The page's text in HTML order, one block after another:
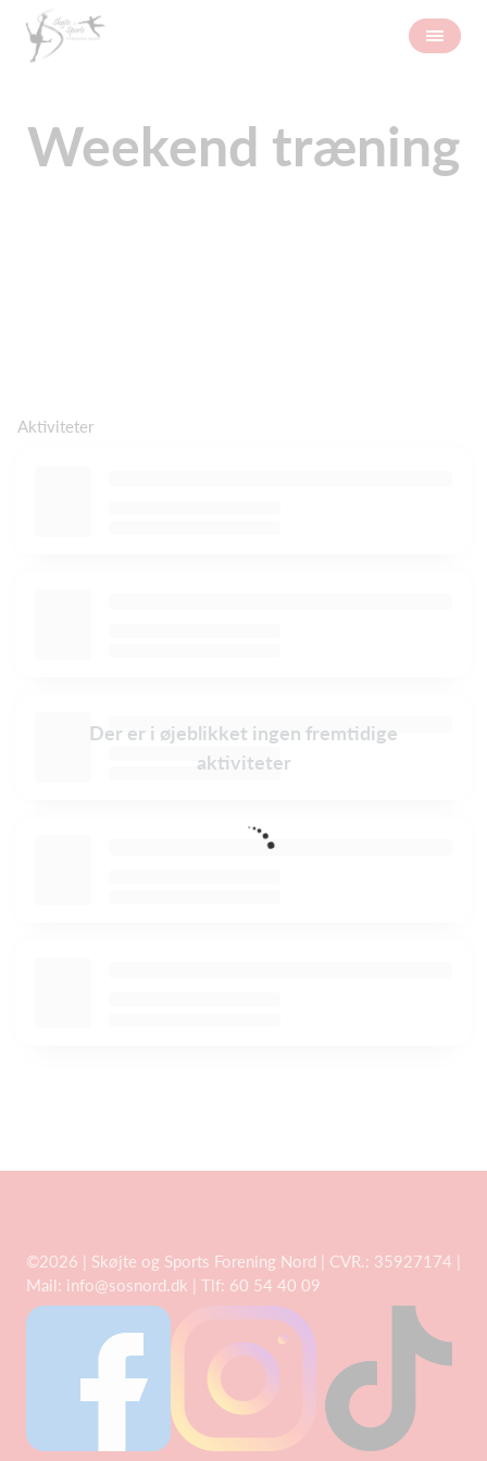
Weekend træning
Aktiviteter
Der er i øjeblikket ingen fremtidige
aktiviteter
©2026 | Skøjte og Sports Forening Nord | CVR.: 35927174 |
Mail: info@sosnord.dk | Tlf: 60 54 40 09